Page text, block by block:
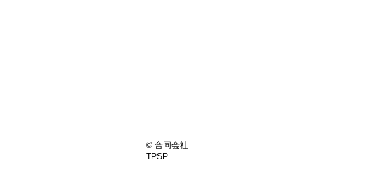
© 合同会社
TPSP